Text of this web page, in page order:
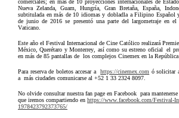
comerciales; en más de 10 proyecciones internacionales de
Nueva Zelanda, Guam, Hungría, Gran Bretaña, España,
subtitulada en más de 10 idiomas y dobladla a Filipino Español
de junio de 2016 se presentó una parte del largometraje en
Vaticano.
Este año el Festival Internacional de Cine Católico realizará
México, Querétaro y Monterrey, así como su estreno oficial el
en más de 85 pantallas de los complejos Cinemex en la República
Para reserva de boletos accesar ahttps://cinemex.com ó solicitar
a más ciudades comunicarse al +52 1 33 2324 8097.
No olvide consultar nuestra fan page en Facebook para
que iremos compartiendo en https://www.facebook.com/Festival-
1978423792373765/